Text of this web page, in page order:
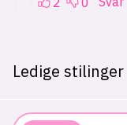
Ledige stilinger